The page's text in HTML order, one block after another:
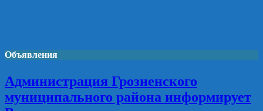
Объявления
Администрация Грозненского
муниципального района информирует